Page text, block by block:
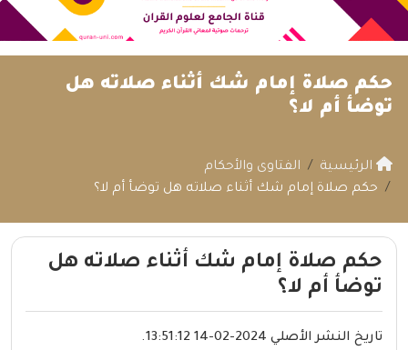
حكم صلاة إمام شك أثناء صلاته هل
توضأ أم لا؟
الرئيسية
الفتاوى والأحكام
حكم صلاة إمام شك أثناء صلاته هل توضأ أم لا؟
حكم صلاة إمام شك أثناء صلاته هل
توضأ أم لا؟
تاريخ النشر الأصلي 2024-02-14 13:51:12.